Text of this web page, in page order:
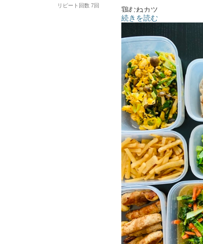
リピート回数 7回
鶏むねカツ
ササミピカタ
ナスと豚肉の生姜煮
肉巻
豆もやしのナムル
レンコン青のりソテー
カボチャ含め煮
小松菜切り胡麻和え
大根炒めなます
豚と根菜のスープ
小松菜かか和え
レンコン土佐煮
続きを読む